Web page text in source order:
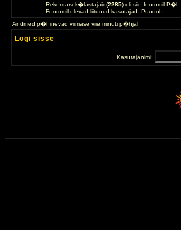
Rekordarv k�lastajaid(2285) oli siin foorumil
Foorumil olevad liitunud kasutajad: Puudub
Andmed p�hinevad viimase viie minuti p�hjal
Logi sisse
Kasutajanimi: